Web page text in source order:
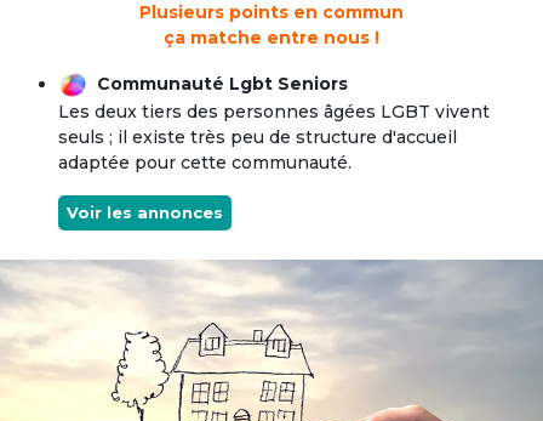
Plusieurs points en commun
ça matche entre nous !
Communauté Lgbt Seniors
Les deux tiers des personnes âgées LGBT vivent
seuls ; il existe très peu de structure d'accueil
adaptée pour cette communauté.
Voir les annonces